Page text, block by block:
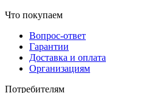
Что покупаем
Вопрос-ответ
Гарантии
Доставка и оплата
Организациям
Потребителям